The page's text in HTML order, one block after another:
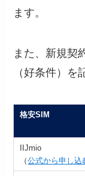
ます。
また、新規契
（好条件）を
格安SIM
IIJmio
（公式から申し込